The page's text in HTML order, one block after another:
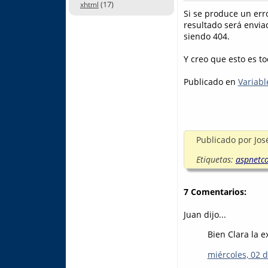
xhtml (17)
Si se produce un
resultado será
siendo 404.
Y creo que esto es
Publicado en
Publicado por
Etiquetas:
7 Comentarios:
Juan dijo...
Bien Clara la
miércoles, 02